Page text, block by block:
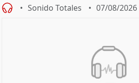
Sonido Totales 07/08/2026